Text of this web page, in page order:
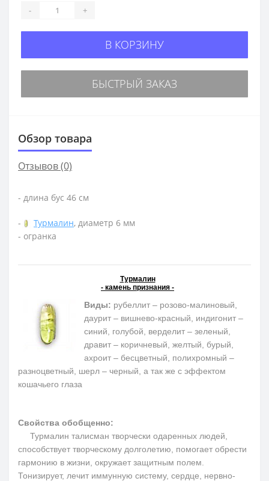
- +
В КОРЗИНУ
БЫСТРЫЙ ЗАКАЗ
Обзор товара
Отзывов (0)
- длина бус 46 см
- Турмалин, диаметр 6 мм
- огранка
Турмалин
- камень признания -
Виды: рубеллит – розово-малиновый,
даурит – вишнево-красный, индигонит –
синий, голубой, верделит – зеленый,
дравит – коричневый, желтый, бурый,
ахроит – бесцветный, полихромный –
разноцветный, шерл – черный, а так же с эффектом
кошачьего глаза
Свойства обобщенно:
Турмалин талисман творчески одаренных людей,
способствует творческому долголетию, помогает обрести
гармонию в жизни, окружает защитным полем.
Тонизирует, лечит иммунную систему, сердце, нервно-